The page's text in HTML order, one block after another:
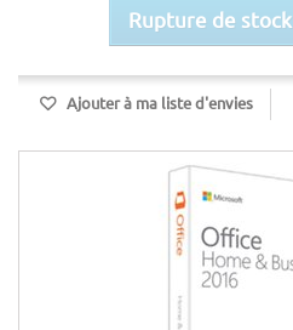
Rupture de stock
Ajouter à ma liste d'envies